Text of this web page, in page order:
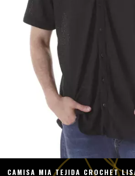
CAMISA MIA TEJIDA CROCHET